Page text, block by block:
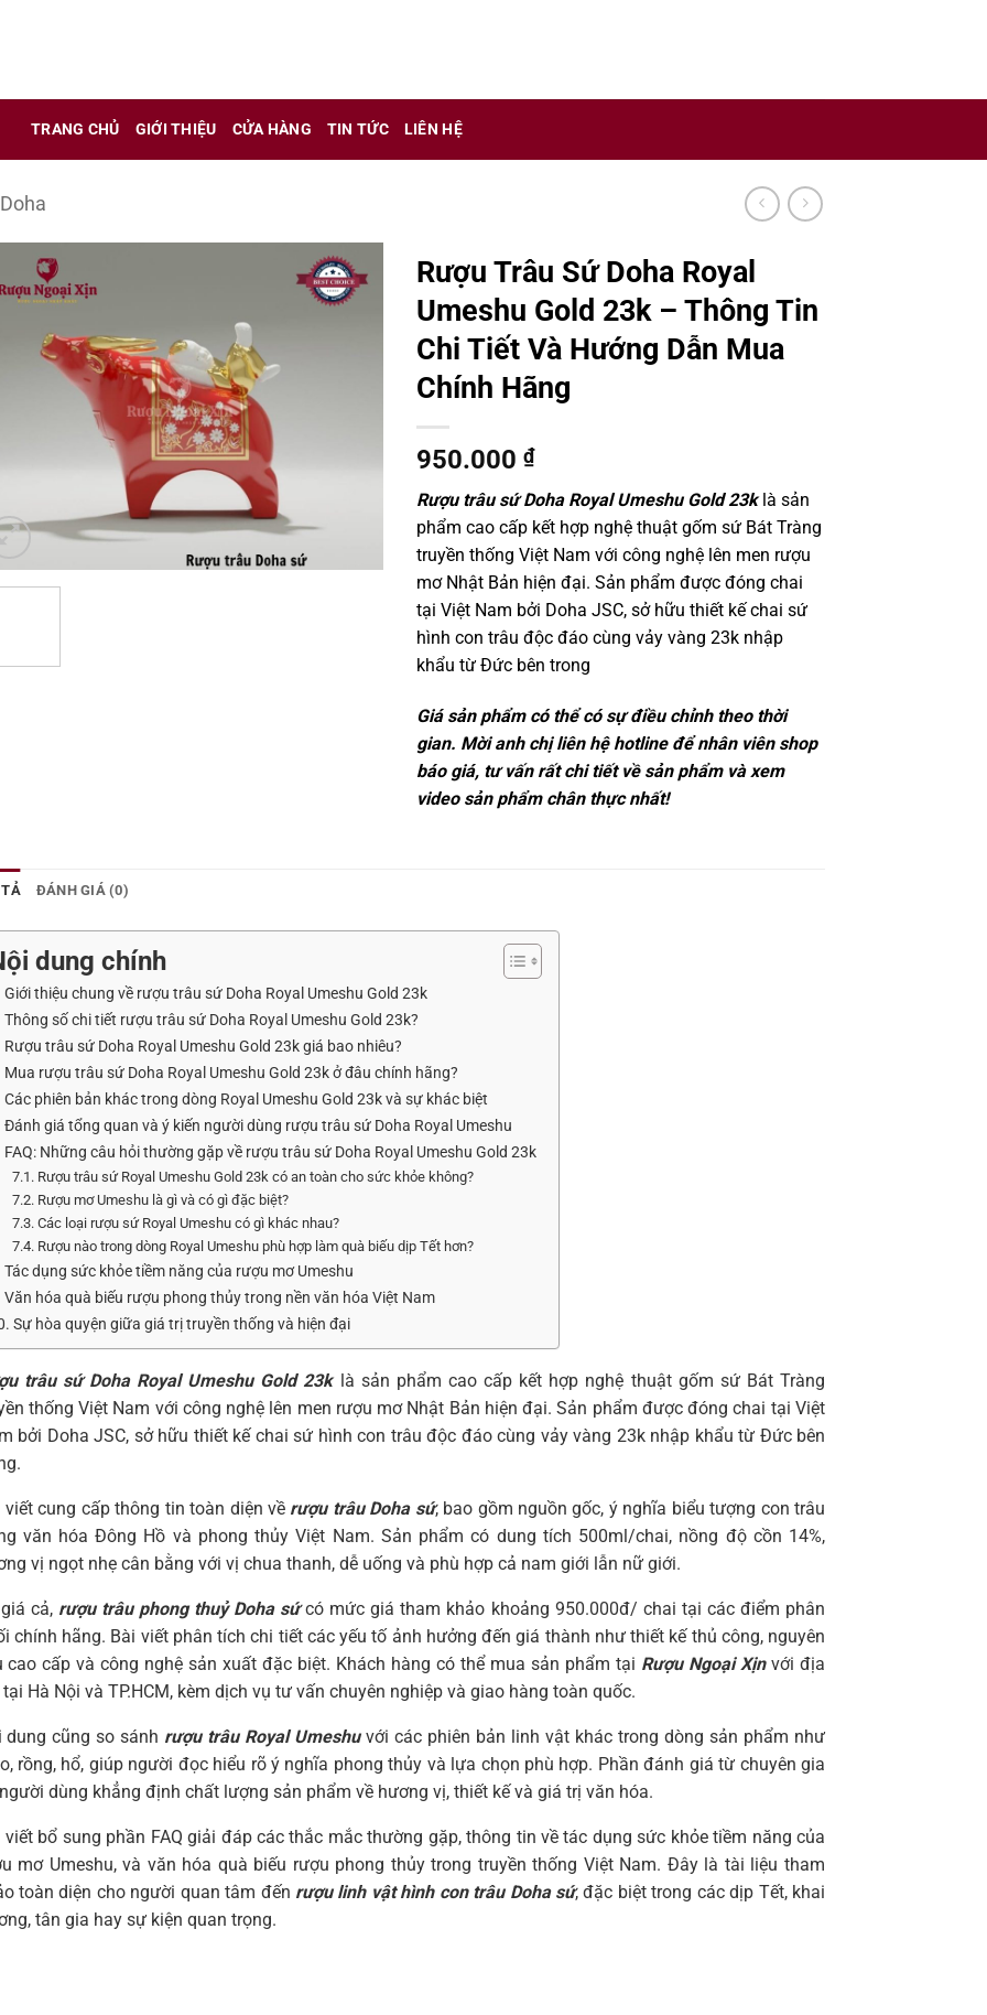
TRANG CHỦ GIỚI THIỆU CỬA HÀNG TIN TỨC LIÊN HỆ
Rượu Trâu Sứ Doha Royal
Umeshu Gold 23k – Thông Tin
Chi Tiết Và Hướng Dẫn Mua
Chính Hãng
950.000₫
Rượu trâu sứ Doha Royal Umeshu Gold 23klà sản
phẩm cao cấp kết hợp nghệ thuật gốm sứ Bát Tràng
truyền thống Việt Nam với công nghệ lên men rượu
mơ Nhật Bản hiện đại. Sản phẩm được đóng chai
tại Việt Nam bởi Doha JSC, sở hữu thiết kế chai sứ
hình con trâu độc đáo cùng vảy vàng 23k nhập
khẩu từ Đức bên trong
Giá sản phẩm có thể có sự điều chỉnh theo thời
gian. Mời anh chị liên hệ hotline để nhân viên shop
báo giá, tư vấn rất chi tiết về sản phẩm và xem
video sản phẩm chân thực nhất!
ĐÁNH GIÁ (0)
dung chính
Giới thiệu chung về rượu trâu sứ Doha Royal Umeshu Gold 23k
Thông số chi tiết rượu trâu sứ Doha Royal Umeshu Gold 23k?
Rượu trâu sứ Doha Royal Umeshu Gold 23k giá bao nhiêu?
Mua rượu trâu sứ Doha Royal Umeshu Gold 23k ở đâu chính hãng?
Các phiên bản khác trong dòng Royal Umeshu Gold 23k và sự khác biệt
Đánh giá tổng quan và ý kiến người dùng rượu trâu sứ Doha Royal Umeshu
FAQ: Những câu hỏi thường gặp về rượu trâu sứ Doha Royal Umeshu Gold 23k
7.1. Rượu trâu sứ Royal Umeshu Gold 23k có an toàn cho sức khỏe không?
7.2. Rượu mơ Umeshu là gì và có gì đặc biệt?
7.3. Các loại rượu sứ Royal Umeshu có gì khác nhau?
7.4. Rượu nào trong dòng Royal Umeshu phù hợp làm quà biếu dịp Tết hơn?
Tác dụng sức khỏe tiềm năng của rượu mơ Umeshu
Văn hóa quà biếu rượu phong thủy trong nền văn hóa Việt Nam
Sự hòa quyện giữa giá trị truyền thống và hiện đại
trâu sứ Doha Royal Umeshu Gold 23klà sản phẩm cao cấp kết hợp nghệ thuật gốm sứ Bát Tràng
thống Việt Nam với công nghệ lên men rượu mơ Nhật Bản hiện đại. Sản phẩm được đóng chai tại Việt
bởi Doha JSC, sở hữu thiết kế chai sứ hình con trâu độc đáo cùng vảy vàng 23k nhập khẩu từ Đức bên
viết cung cấp thông tin toàn diện về rượu trâu Doha sứ, bao gồm nguồn gốc, ý nghĩa biểu tượng con trâu
văn hóa Đông Hồ và phong thủy Việt Nam. Sản phẩm có dung tích 500ml/chai, nồng độ cồn 14%,
vị ngọt nhẹ cân bằng với vị chua thanh, dễ uống và phù hợp cả nam giới lẫn nữ giới.
cả, rượu trâu phong thuỷ Doha sứcó mức giá tham khảo khoảng 950.000đ/ chai tại các điểm phân
chính hãng. Bài viết phân tích chi tiết các yếu tố ảnh hưởng đến giá thành như thiết kế thủ công, nguyên
cao cấp và công nghệ sản xuất đặc biệt. Khách hàng có thể mua sản phẩm tại Rượu Ngoại Xịnvới địa
Hà Nội và TP.HCM, kèm dịch vụ tư vấn chuyên nghiệp và giao hàng toàn quốc.
dung cũng so sánh rượu trâu Royal Umeshuvới các phiên bản linh vật khác trong dòng sản phẩm như
rồng, hổ, giúp người đọc hiểu rõ ý nghĩa phong thủy và lựa chọn phù hợp. Phần đánh giá từ chuyên gia
dùng khẳng định chất lượng sản phẩm về hương vị, thiết kế và giá trị văn hóa.
viết bổ sung phần FAQ giải đáp các thắc mắc thường gặp, thông tin về tác dụng sức khỏe tiềm năng của
mơ Umeshu, và văn hóa quà biếu rượu phong thủy trong truyền thống Việt Nam. Đây là tài liệu tham
toàn diện cho người quan tâm đến rượu linh vật hình con trâu Doha sứ, đặc biệt trong các dịp Tết, khai
tân gia hay sự kiện quan trọng.